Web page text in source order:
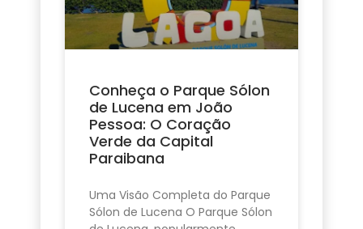
Conheça o Parque Sólon
de Lucena em João
Pessoa: O Coração
Verde da Capital
Paraibana
Uma Visão Completa do Parque
Sólon de Lucena O Parque Sólon